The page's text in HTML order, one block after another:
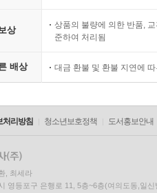
상
상품의 불량에 의한 반품,
준하여 처리됨
배상 대금 환불 및 환불 지연에
처리방침 청소년보호정책 도서홍보안내
, 최세라
영등포구 은행로 11, 5층~6층(여의도동,일신